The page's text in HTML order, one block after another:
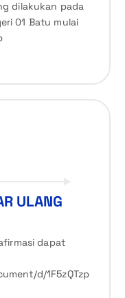
dilakukan pada
01 Batu mulai
ULANG
dapat
d/1F5zQTzp